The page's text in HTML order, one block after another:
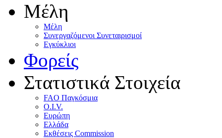
Μέλη
Mέλη
Συνεργαζόμενοι Συνεταιρισμοί
Εγκύκλιοι
Φορείς
Στατιστικά Στοιχεία
FAO Παγκόσμια
O.I.V.
Ευρώπη
Ελλάδα
Eκθέσεις Commission